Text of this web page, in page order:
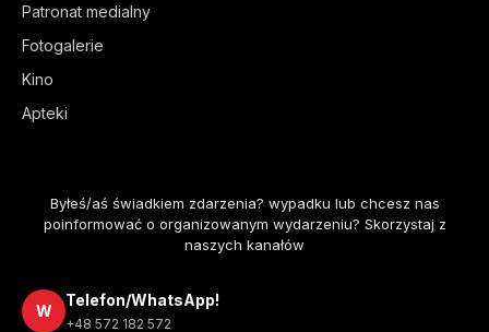
Patronat medialny
Fotogalerie
Kino
Apteki
Byłeś/aś świadkiem zdarzenia? wypadku lub chcesz nas
poinformować o organizowanym wydarzeniu? Skorzystaj z
naszych kanałów
W
Telefon/WhatsApp!
+48 572 182 572